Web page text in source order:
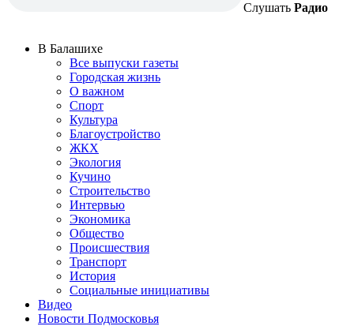
Слушать Радио
В Балашихе
Все выпуски газеты
Городская жизнь
О важном
Спорт
Культура
Благоустройство
ЖКХ
Экология
Кучино
Строительство
Интервью
Экономика
Общество
Происшествия
Транспорт
История
Социальные инициативы
Видео
Новости Подмосковья